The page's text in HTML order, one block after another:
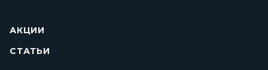
АКЦИИ
СТАТЬИ